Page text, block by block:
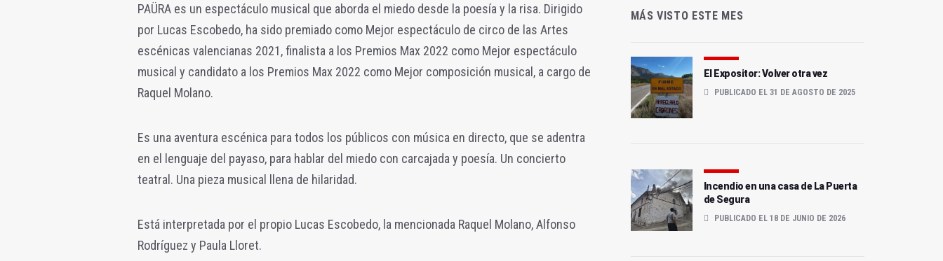
PAÜRA es un espectáculo musical que aborda el miedo desde la poesía y la risa. Dirigido
por Lucas Escobedo, ha sido premiado como Mejor espectáculo de circo de las Artes
escénicas valencianas 2021, finalista a los Premios Max 2022 como Mejor espectáculo
musical y candidato a los Premios Max 2022 como Mejor composición musical, a cargo de
Raquel Molano.
Es una aventura escénica para todos los públicos con música en directo, que se adentra
en el lenguaje del payaso, para hablar del miedo con carcajada y poesía. Un concierto
teatral. Una pieza musical llena de hilaridad.
Está interpretada por el propio Lucas Escobedo, la mencionada Raquel Molano, Alfonso
Rodríguez y Paula Lloret.
MÁS VISTO ESTE MES
El Expositor: Volver otra vez
PUBLICADO EL 31 DE AGOSTO DE 2025
Incendio en una casa de La Puerta
de Segura
PUBLICADO EL 18 DE JUNIO DE 2026